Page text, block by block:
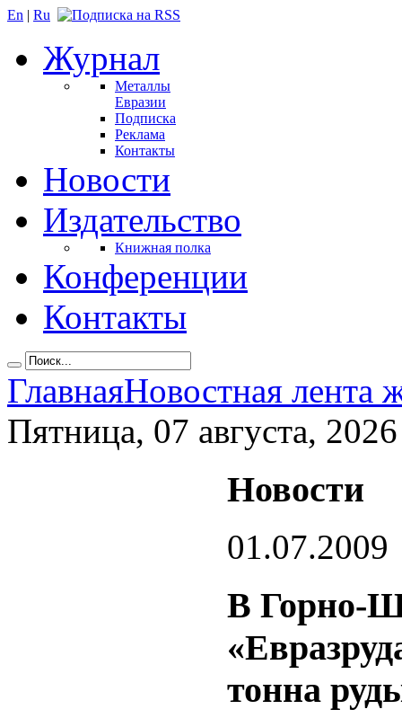
En | Ru
Журнал
Металлы
Евразии
Подписка
Реклама
Контакты
Новости
Издательство
Книжная полка
Конференции
Контакты
ГлавнаяНовостная лента
Пятница, 07 августа, 2026
Новости
01.07.2009
В Горно-
тонна